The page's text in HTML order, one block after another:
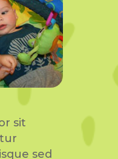
sit
sed